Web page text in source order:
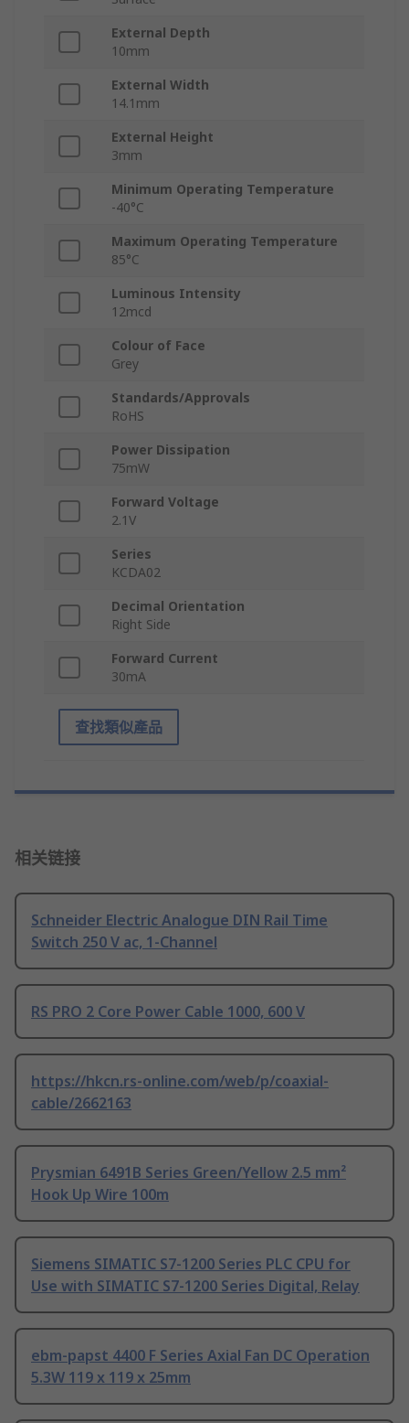
External Depth
10mm
External Width
14.1mm
External Height
3mm
Minimum Operating Temperature
-40°C
Maximum Operating Temperature
85°C
Luminous Intensity
12mcd
Colour of Face
Grey
Standards/Approvals
RoHS
Power Dissipation
75mW
Forward Voltage
2.1V
Series
KCDA02
Decimal Orientation
Right Side
Forward Current
30mA
查找類似產品
相关链接
Schneider Electric Analogue DIN Rail Time
Switch 250 V ac, 1-Channel
RS PRO 2 Core Power Cable 1000, 600 V
https://hkcn.rs-online.com/web/p/coaxial-
cable/2662163
Prysmian 6491B Series Green/Yellow 2.5 mm²
Hook Up Wire 100m
Siemens SIMATIC S7-1200 Series PLC CPU for
Use with SIMATIC S7-1200 Series Digital, Relay
ebm-papst 4400 F Series Axial Fan DC Operation
5.3W 119 x 119 x 25mm